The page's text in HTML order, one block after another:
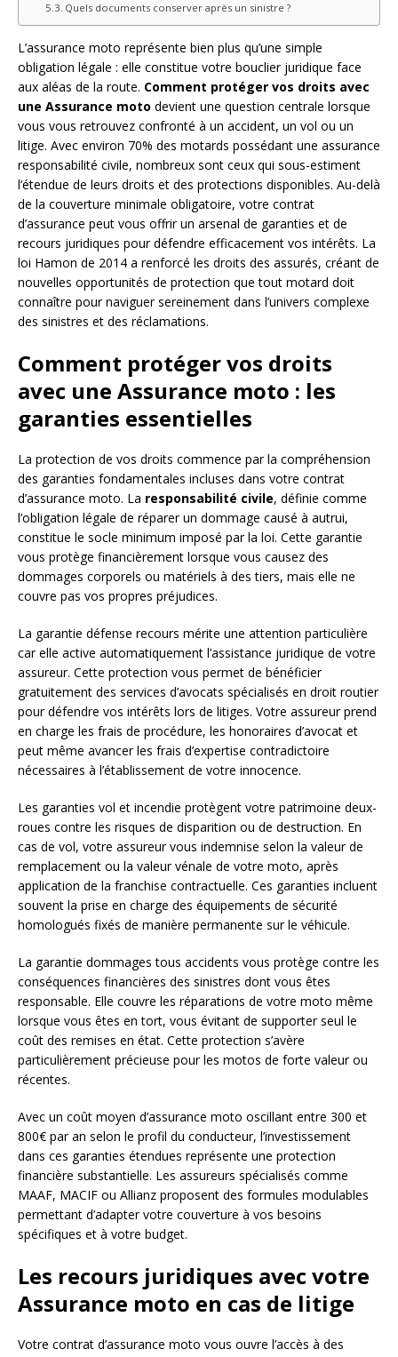
Quels documents conserver après un sinistre ?
L’assurance moto représente bien plus qu’une simple
obligation légale : elle constitue votre bouclier juridique face
aux aléas de la route. Comment protéger vos droits avec
une Assurance moto devient une question centrale lorsque
vous vous retrouvez confronté à un accident, un vol ou un
litige. Avec environ 70% des motards possédant une assurance
responsabilité civile, nombreux sont ceux qui sous-estiment
l’étendue de leurs droits et des protections disponibles. Au-delà
de la couverture minimale obligatoire, votre contrat
d’assurance peut vous offrir un arsenal de garanties et de
recours juridiques pour défendre efficacement vos intérêts. La
loi Hamon de 2014 a renforcé les droits des assurés, créant de
nouvelles opportunités de protection que tout motard doit
connaître pour naviguer sereinement dans l’univers complexe
des sinistres et des réclamations.
Comment protéger vos droits
avec une Assurance moto : les
garanties essentielles
La protection de vos droits commence par la compréhension
des garanties fondamentales incluses dans votre contrat
d’assurance moto. La responsabilité civile, définie comme
l’obligation légale de réparer un dommage causé à autrui,
constitue le socle minimum imposé par la loi. Cette garantie
vous protège financièrement lorsque vous causez des
dommages corporels ou matériels à des tiers, mais elle ne
couvre pas vos propres préjudices.
La garantie défense recours mérite une attention particulière
car elle active automatiquement l’assistance juridique de votre
assureur. Cette protection vous permet de bénéficier
gratuitement des services d’avocats spécialisés en droit routier
pour défendre vos intérêts lors de litiges. Votre assureur prend
en charge les frais de procédure, les honoraires d’avocat et
peut même avancer les frais d’expertise contradictoire
nécessaires à l’établissement de votre innocence.
Les garanties vol et incendie protègent votre patrimoine deux-
roues contre les risques de disparition ou de destruction. En
cas de vol, votre assureur vous indemnise selon la valeur de
remplacement ou la valeur vénale de votre moto, après
application de la franchise contractuelle. Ces garanties incluent
souvent la prise en charge des équipements de sécurité
homologués fixés de manière permanente sur le véhicule.
La garantie dommages tous accidents vous protège contre les
conséquences financières des sinistres dont vous êtes
responsable. Elle couvre les réparations de votre moto même
lorsque vous êtes en tort, vous évitant de supporter seul le
coût des remises en état. Cette protection s’avère
particulièrement précieuse pour les motos de forte valeur ou
récentes.
Avec un coût moyen d’assurance moto oscillant entre 300 et
800€ par an selon le profil du conducteur, l’investissement
dans ces garanties étendues représente une protection
financière substantielle. Les assureurs spécialisés comme
MAAF, MACIF ou Allianz proposent des formules modulables
permettant d’adapter votre couverture à vos besoins
spécifiques et à votre budget.
Les recours juridiques avec votre
Assurance moto en cas de litige
Votre contrat d’assurance moto vous ouvre l’accès à des